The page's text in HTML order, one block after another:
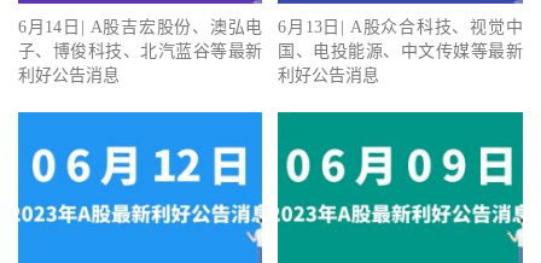
6月14日| A股吉宏股份、澳弘电
子、博俊科技、北汽蓝谷等最新
利好公告消息
6月13日| A股众合科技、视觉中
国、电投能源、中文传媒等最新
利好公告消息